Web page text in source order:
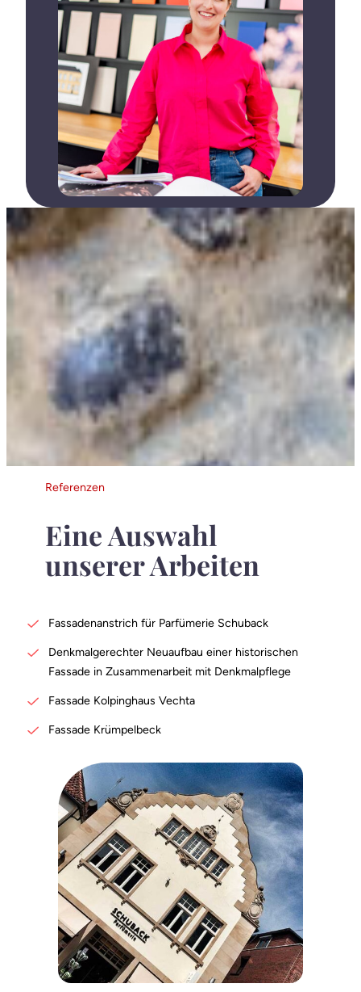
Referenzen
Eine Auswahl
unserer Arbeiten
Fassadenanstrich für Parfümerie Schuback
Denkmalgerechter Neuaufbau einer historischen
Fassade in Zusammenarbeit mit Denkmalpflege
Fassade Kolpinghaus Vechta
Fassade Krümpelbeck